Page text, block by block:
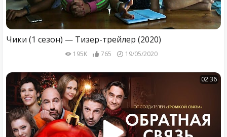
Чики (1 сезон) — Тизер-трейлер (2020)
195K 765 19/05/2020
02:36